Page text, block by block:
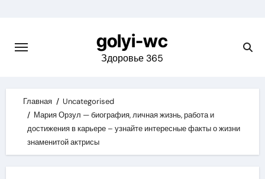
content
golyi-wc
Здоровье 365
Главная
Uncategorised
Мария Орзул — биография, личная жизнь, работа и
достижения в карьере – узнайте интересные факты о жизни
знаменитой актрисы